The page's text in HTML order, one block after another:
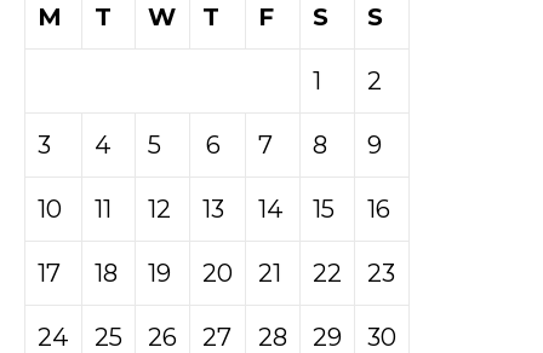
M
T W T F S S
1 2
3 4 5 6 7 8 9
10 11 12 13 14 15 16
17 18 19 20 21 22 23
24 25 26 27 28 29 30